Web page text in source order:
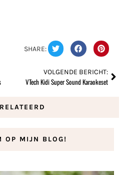
SHARE:
VOLGENDE BERICHT:
VTech Kidi Super Sound Karaokeset
OP MIJN BLOG!